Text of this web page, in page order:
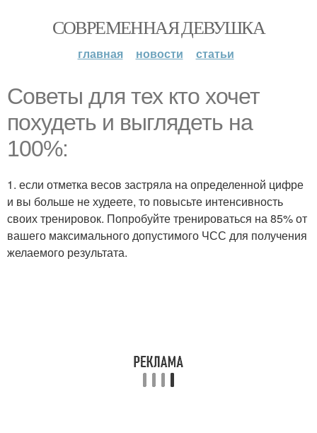
СОВРЕМЕННАЯ ДЕВУШКА
главная новости статьи
Советы для тех кто хочет
похудеть и выглядеть на
100%:
1. если отметка весов застряла на определенной цифре
и вы больше не худеете, то повысьте интенсивность
своих тренировок. Попробуйте тренироваться на 85% от
вашего максимального допустимого ЧСС для получения
желаемого результата.